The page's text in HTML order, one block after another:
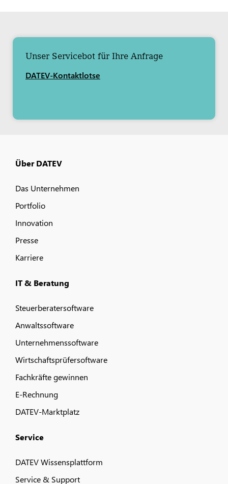
Unser Servicebot für Ihre Anfrage
DATEV-Kontaktlotse
Über DATEV
Das Unternehmen
Portfolio
Innovation
Presse
Karriere
IT & Beratung
Steuerberatersoftware
Anwaltssoftware
Unternehmenssoftware
Wirtschaftsprüfersoftware
Fachkräfte gewinnen
E-Rechnung
DATEV-Marktplatz
Service
DATEV Wissensplattform
Service & Support